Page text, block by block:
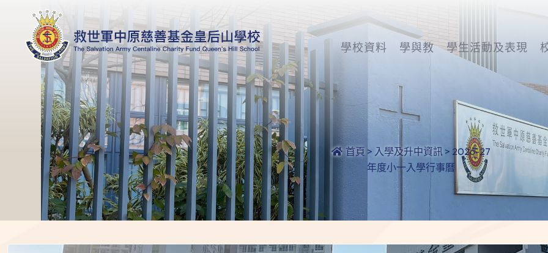
學校資料 學與教 學生活動及表現
首頁 > 入學及升中資訊 > 2026-27
年度小一入學行事曆